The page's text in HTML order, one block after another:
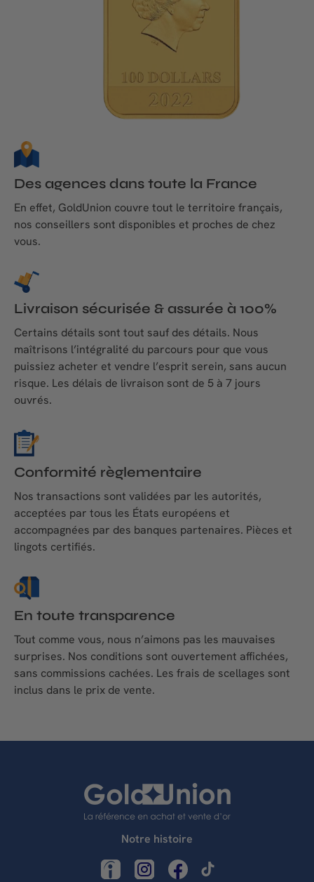
Des agences dans toute la France
En effet, GoldUnion couvre tout le territoire français,
nos conseillers sont disponibles et proches de chez
vous.
Livraison sécurisée & assurée à 100%
Certains détails sont tout sauf des détails. Nous
maîtrisons l’intégralité du parcours pour que vous
puissiez acheter et vendre l’esprit serein, sans aucun
risque. Les délais de livraison sont de 5 à 7 jours
ouvrés.
Conformité règlementaire
Nos transactions sont validées par les autorités,
acceptées par tous les États européens et
accompagnées par des banques partenaires. Pièces et
lingots certifiés.
En toute transparence
Tout comme vous, nous n’aimons pas les mauvaises
surprises. Nos conditions sont ouvertement affichées,
sans commissions cachées. Les frais de scellages sont
inclus dans le prix de vente.
Notre histoire
LinkedIn InstagramFacebookTikTok